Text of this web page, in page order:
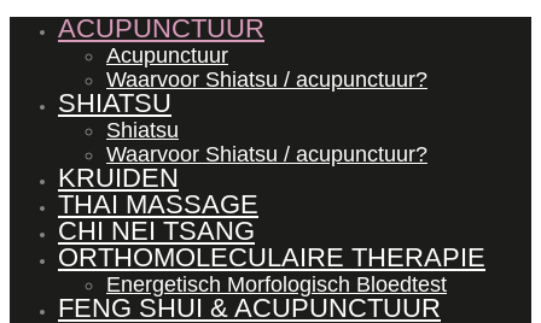
ACUPUNCTUUR
Acupunctuur
Waarvoor Shiatsu / acupunctuur?
SHIATSU
Shiatsu
Waarvoor Shiatsu / acupunctuur?
KRUIDEN
THAI MASSAGE
CHI NEI TSANG
ORTHOMOLECULAIRE THERAPIE
Energetisch Morfologisch Bloedtest
FENG SHUI & ACUPUNCTUUR